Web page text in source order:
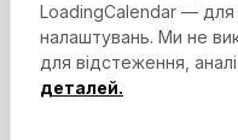
© 2026
LoadingCalendar —
налаштувань. Ми не
для відстеження,
деталей.